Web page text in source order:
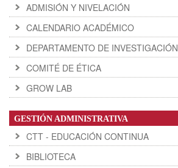
ADMISIÓN Y NIVELACIÓN
CALENDARIO ACADÉMICO
DEPARTAMENTO DE INVESTIGACIÓN
COMITÉ DE ÉTICA
GROW LAB
GESTIÓN ADMINISTRATIVA
CTT - EDUCACIÓN CONTINUA
BIBLIOTECA